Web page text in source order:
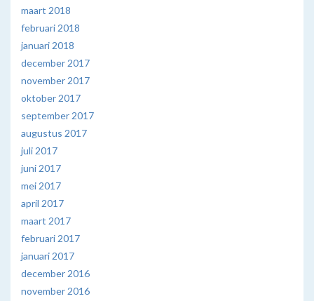
maart 2018
februari 2018
januari 2018
december 2017
november 2017
oktober 2017
september 2017
augustus 2017
juli 2017
juni 2017
mei 2017
april 2017
maart 2017
februari 2017
januari 2017
december 2016
november 2016